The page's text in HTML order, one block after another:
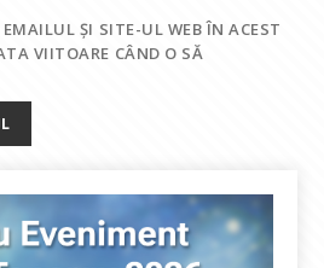
ȘI SITE-UL WEB ÎN ACEST
VIITOARE CÂND O SĂ